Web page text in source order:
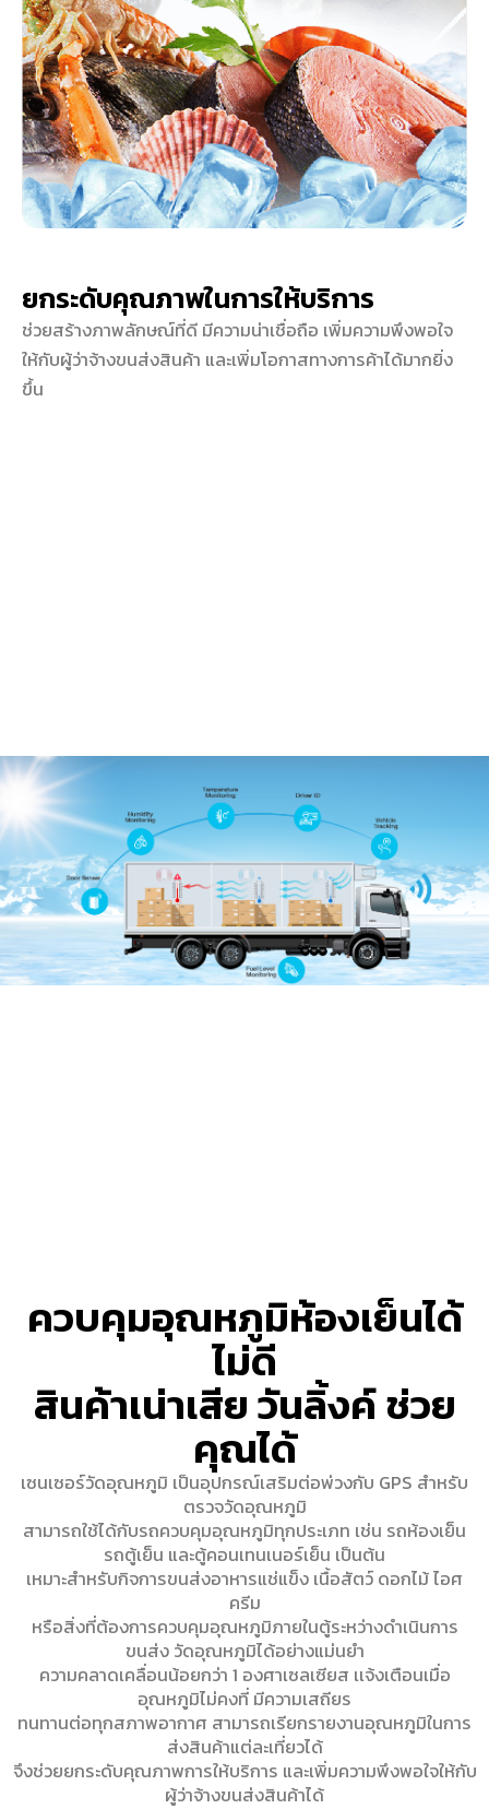
ยกระดับคุณภาพในการให้บริการ
ช่วยสร้างภาพลักษณ์ที่ดี มีความน่าเชื่อถือ เพิ่มความพึงพอใจ
ให้กับผู้ว่าจ้างขนส่งสินค้า และเพิ่มโอกาสทางการค้าได้มากยิ่ง
ขึ้น
ควบคุมอุณหภูมิห้องเย็นได้
ไม่ดี
สินค้าเน่าเสีย วันลิ้งค์ ช่วย
คุณได้
เซนเซอร์วัดอุณหภูมิ เป็นอุปกรณ์เสริมต่อพ่วงกับ GPS สำหรับ
ตรวจวัดอุณหภูมิ
สามารถใช้ได้กับรถควบคุมอุณหภูมิทุกประเภท เช่น รถห้องเย็น
รถตู้เย็น และตู้คอนเทนเนอร์เย็น เป็นต้น
เหมาะสำหรับกิจการขนส่งอาหารแช่แข็ง เนื้อสัตว์ ดอกไม้ ไอศ
ครีม
หรือสิ่งที่ต้องการควบคุมอุณหภูมิภายในตู้ระหว่างดำเนินการ
ขนส่ง วัดอุณหภูมิได้อย่างแม่นยำ
ความคลาดเคลื่อนน้อยกว่า 1 องศาเซลเซียส เเจ้งเตือนเมื่อ
อุณหภูมิไม่คงที่ มีความเสถียร
ทนทานต่อทุกสภาพอากาศ สามารถเรียกรายงานอุณหภูมิในการ
ส่งสินค้าแต่ละเที่ยวได้
จึงช่วยยกระดับคุณภาพการให้บริการ และเพิ่มความพึงพอใจให้กับ
ผู้ว่าจ้างขนส่งสินค้าได้